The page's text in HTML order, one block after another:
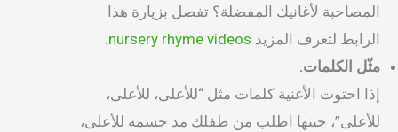
المصاحبة لأغانيك المفضلة؟ تفضل بزيارة هذا
الرابط لتعرف المزيد nursery rhyme videos
.
مثّل الكلمات.
إذا احتوت الأغنية كلمات مثل “للأعلى، للأعلى،
للأعلى”، حينها اطلب من طفلك مد جسمه للأعلى،